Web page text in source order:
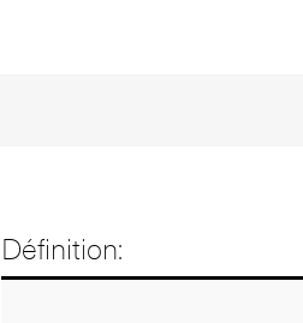
Définition: